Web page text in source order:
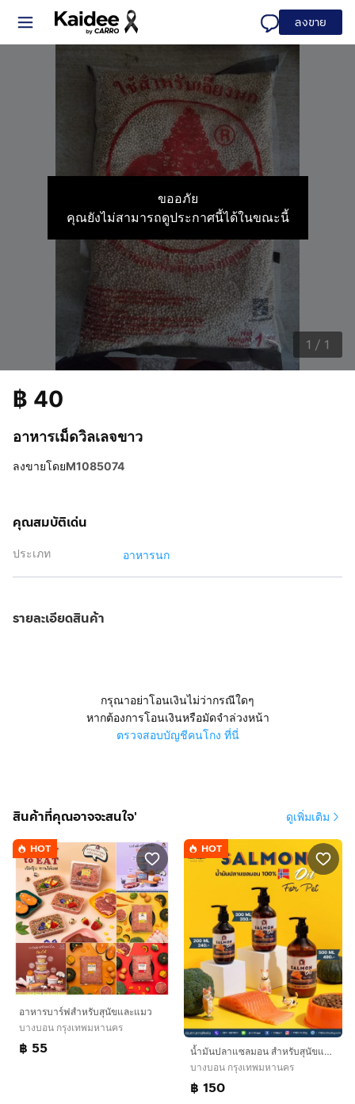
ลงขาย
ขออภัย
คุณยังไม่สามารถดูประกาศนี้ได้ในขณะนี้
1 / 1
อาหารเม็ดวิลเลจขาว
฿ 40
ลงขายโดยM1085074
คุณสมบัติเด่น
ประเภท อาหารนก
รายละเอียดสินค้า
กรุณาอย่าโอนเงินไม่ว่ากรณีใดๆ
หากต้องการโอนเงินหรือมัดจำล่วงหน้า
ตรวจสอบบัญชีคนโกง ที่นี่
สินค้าที่คุณอาจจะสนใจ' ดูเพิ่มเติม
HOT
อาหารบาร์ฟสำหรับสุนัขและแมว
บางบอน กรุงเทพมหานคร
฿ 55
HOT
น้ำมันปลาแซลมอน สำหรับสุนัขและแมว
บางบอน กรุงเทพมหานคร
฿ 150